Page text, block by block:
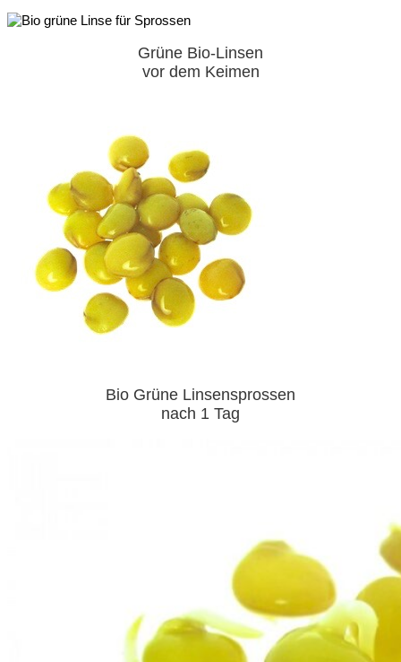
Grüne Bio-Linsen
vor dem Keimen
Bio Grüne Linsensprossen
nach 1 Tag